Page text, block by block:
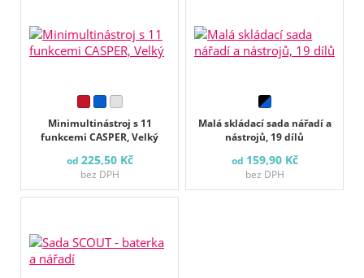
Minimultinástroj s 11
funkcemi CASPER, Velký
od 225,50 Kč
bez DPH
Malá skládací sada nářadí a
nástrojů, 19 dílů
od 159,90 Kč
bez DPH